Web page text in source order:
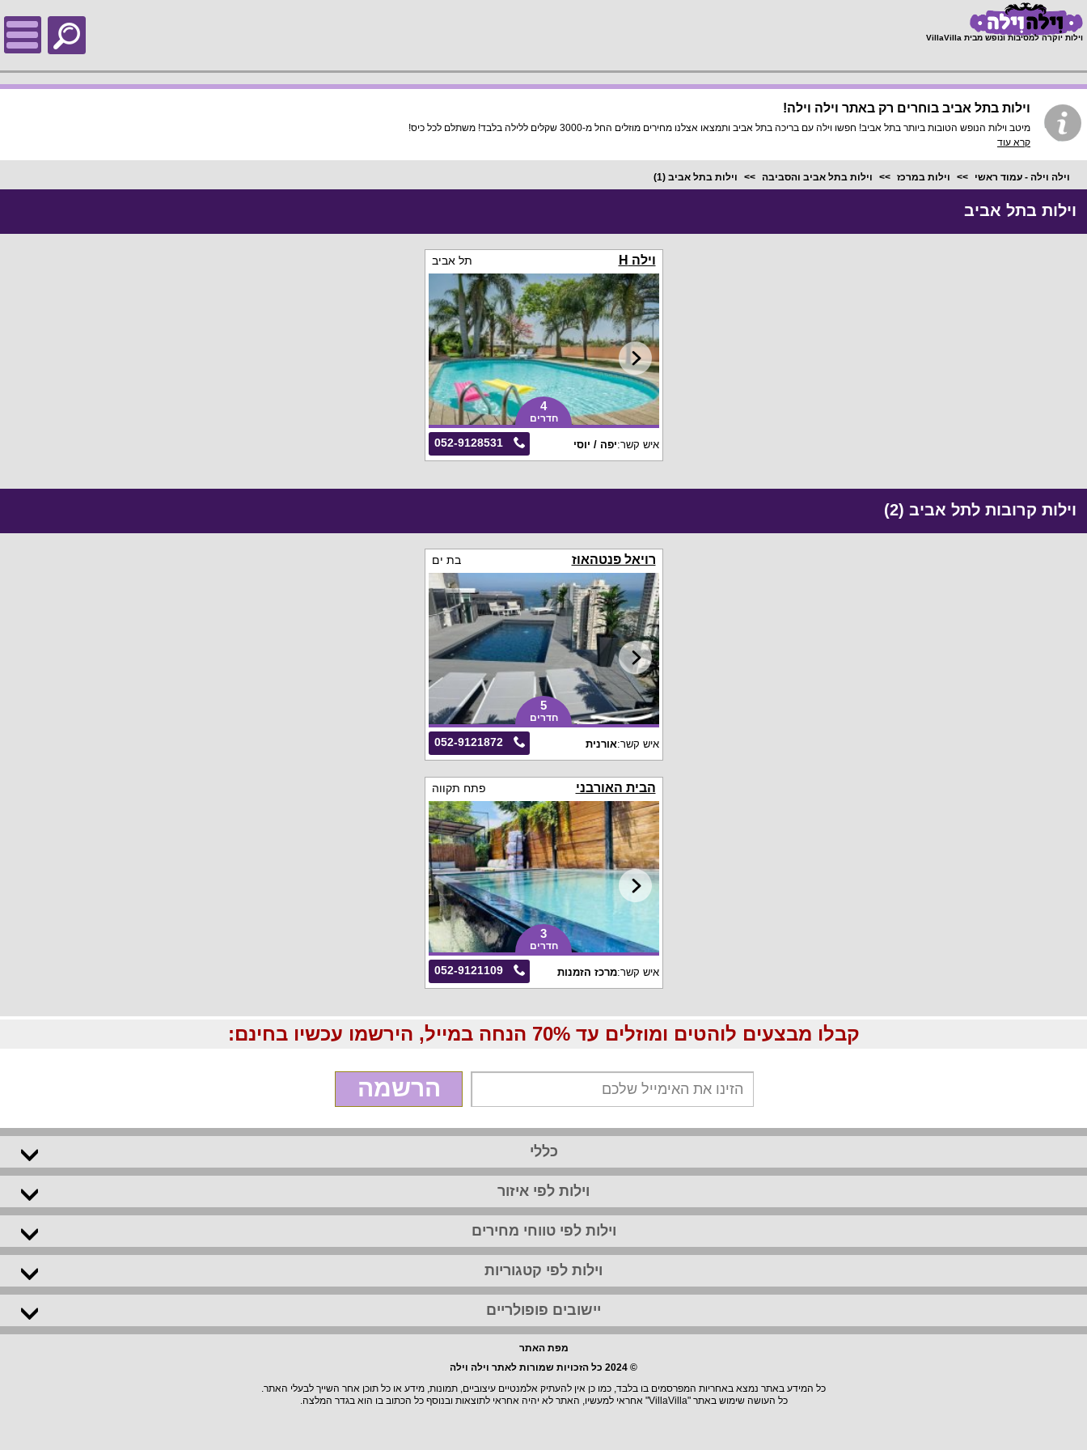
וילות יוקרה למסיבות ונופש מבית VillaVilla
וילות בתל אביב בוחרים רק באתר וילה וילה!
מיטב וילות הנופש הטובות ביותר בתל אביב! חפשו וילה עם בריכה בתל אביב ותמצאו אצלנו מחירים מוזלים החל מ-3000 שקלים ללילה בלבד! משתלם לכל כיס!
קרא עוד
וילה וילה - עמוד ראשי וילות במרכז וילות בתל אביב והסביבה וילות בתל אביב (1)
וילות בתל אביב
וילה H תל אביב
4
חדרים
052-9128531 איש קשר:יפה / יוסי
וילות קרובות לתל אביב (2)
רויאל פנטהאוז בת ים
5
חדרים
052-9121872 איש קשר:אורנית
הבית האורבני פתח תקווה
3
חדרים
052-9121109 איש קשר:מרכז הזמנות
קבלו מבצעים לוהטים ומוזלים עד 70% הנחה במייל, הירשמו עכשיו בחינם:
הרשמה
כללי
וילות לפי איזור
וילות לפי טווחי מחירים
וילות לפי קטגוריות
יישובים פופולריים
מפת האתר
© 2024 כל הזכויות שמורות לאתר וילה וילה
כל המידע באתר נמצא באחריות המפרסמים בו בלבד, כמו כן אין להעתיק אלמנטיים עיצוביים, תמונות, מידע או כל תוכן אחר השייך לבעלי האתר.
כל העושה שימוש באתר "VillaVilla" אחראי למעשיו, האתר לא יהיה אחראי לתוצאות ובנוסף כל הכתוב בו הוא בגדר המלצה.